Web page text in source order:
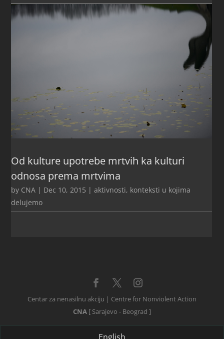
Od kulture upotrebe mrtvih ka kulturi
odnosa prema mrtvima
by CNA | Dec 10, 2015 |aktivnosti, konteksti u kojima
delujemo
Centar za nenasilnu akciju | Centre for Nonviolent Action
CNA[ Sarajevo - Beograd ]
English